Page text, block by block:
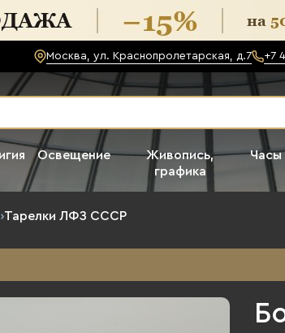
Москва, ул. Краснопролетарская, д.7 +7
Освещение
Живопись,
графика
Часы
›Тарелки ЛФЗ СССР